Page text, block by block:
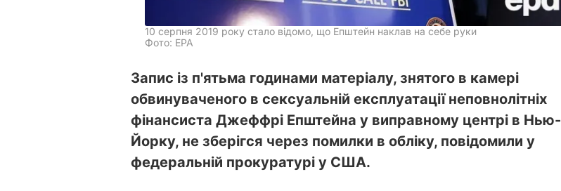
10 серпня 2019 року стало відомо, що Епштейн наклав на себе руки
Фото: ЕРА
Запис із п'ятьма годинами матеріалу, знятого в камері
обвинуваченого в сексуальній експлуатації неповнолітніх
фінансиста Джеффрі Епштейна у виправному центрі в Нью-
Йорку, не зберігся через помилки в обліку, повідомили у
федеральній прокуратурі у США.